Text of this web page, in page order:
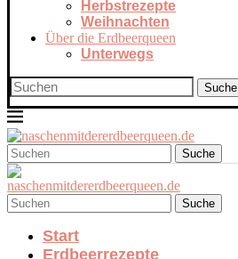
Herbstrezepte
Weihnachten
Über die Erdbeerqueen
Unterwegs
Suche
Suche
Suche
Start
Erdbeerrezepte